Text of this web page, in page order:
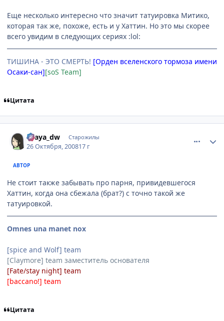
Еще несколько интересно что значит татуировка Митико,
которая так же, похоже, есть и у Хаттин. Но это мы скорее
всего увидим в следующих сериях :lol:
ТИШИНА - ЭТО СМЕРТЬ! [Орден вселенского тормоза имени
Осаки-сан][soS Team]
Цитата
Ellaya_dw Старожилы
26 Октября, 200817 г
АВТОР
Не стоит также забывать про парня, привидевшегося
Хаттин, когда она сбежала (брат?) с точно такой же
татуировкой.
Omnes una manet nox
[spice and Wolf] team
[Claymore] team заместитель основателя
[Fate/stay night] team
[baccano!] team
Цитата